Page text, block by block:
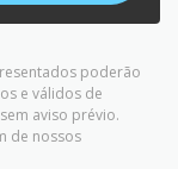
poderão
e válidos de
aviso prévio.
de nossos